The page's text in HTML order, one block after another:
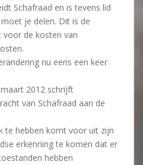
Schafraad en is tevens lid
je delen. Dit is de
voor de kosten van
nu eens een keer
2012 schrijft
van Schafraad aan de
te hebben komt voor uit zijn
erkenning te komen dat er
hebben